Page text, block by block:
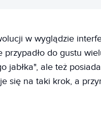
w wyglądzie
przypadło do gustu
jabłka", ale też
się na taki krok, a